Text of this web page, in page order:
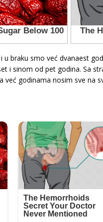
braku smo već dvanaest
i sinom od pet godina. Sa
već godinama nosim sve na